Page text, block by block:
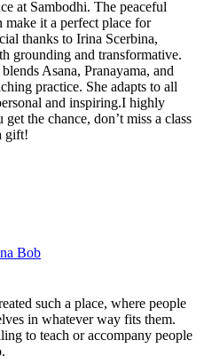
at Sambodhi. The peaceful
make it a perfect place for
thanks to Irina Scerbina,
grounding and transformative.
Asana, Pranayama, and
practice. She adapts to all
and inspiring.I highly
the chance, don’t miss a class
gift!
Bob
such a place, where people
in whatever way fits them.
to teach or accompany people